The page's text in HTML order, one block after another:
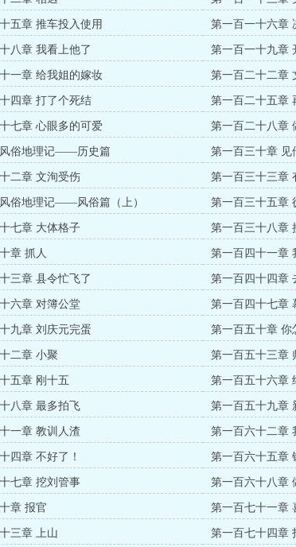
五章 推车投入使用 第一百一十六章
八章 我看上他了 第一百一十九章
一章 给我姐的嫁妆 第一百二十二章
四章 打了个死结 第一百二十五章
七章 心眼多的可爱 第一百二十八章
俗地理记——历史篇 第一百三十章 见
二章 文洵受伤 第一百三十三章
俗地理记——风俗篇（上） 第一百三十五章
七章 大体格子 第一百三十八章
章 抓人 第一百四十一章
三章 县令忙飞了 第一百四十四章
六章 对簿公堂 第一百四十七章
九章 刘庆元完蛋 第一百五十章 你
二章 小聚 第一百五十三章
五章 刚十五 第一百五十六章
八章 最多拍飞 第一百五十九章
一章 教训人渣 第一百六十二章
四章 不好了！ 第一百六十五章
七章 挖刘管事 第一百六十八章
章 报官 第一百七十一章
三章 上山 第一百七十四章